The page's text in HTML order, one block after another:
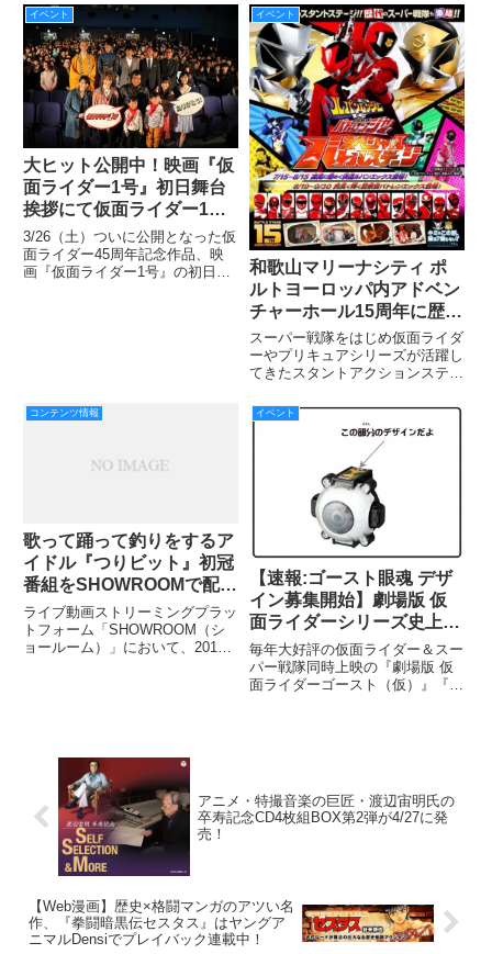
『首都消失』を初電子化！ 3月
4日（金）より配信中です。
イベント
大ヒット公開中！映画『仮
面ライダー1号』初日舞台
挨拶にて仮面ライダー1号
／本郷猛こと藤岡弘、らキ
ャスト＆監督が集結!!
3/26（土）ついに公開となった仮
面ライダー45周年記念作品、映
画『仮面ライダー1号』の初日舞
イベント
和歌山マリーナシティ ポ
ルトヨーロッパ内アドベン
チャーホール15周年に歴代
戦士集結!! ルパンエックス/
パトレンエックス参戦!!
「快盗戦隊ルパンレンジャ
ャー スペシャルバトルス
テージ」開催!!!
スーパー戦隊をはじめ仮面ライダ
ーやプリキュアシリーズが活躍し
てきたスタントアクションステー
トヨーロッパ内アドベン チャー
ホール』が、今年15 周年を迎え
ます！ そこで今夏、「快盗」と
コンテンツ情報
歌って踊って釣りをするア
イドル『つりビット』初冠
番組をSHOWROOMで配信
決定
ライブ動画ストリーミングプラッ
トフォーム「SHOWROOM（シ
ョールーム）」において、2016
イベント
【速報:ゴースト眼魂 デザ
イン募集開始】劇場版 仮
面ライダーシリーズ史上
初！ 変身キーアイテムの
デザイン募集が決定！ あ
なたのデザインした７１個
毎年大好評の仮面ライダー＆スー
パー戦隊同時上映の『劇場版 仮
面ライダーゴースト（仮）』『劇
アニメ・特撮音楽の巨匠・渡辺宙明氏の
卒寿記念CD4枚組BOX第2弾が4/27に発
売！
【Web漫画】歴史×格闘マンガのアツい名
作、『拳闘暗黒伝セスタス』はヤングア
ニマルDensiでプレイバック連載中！